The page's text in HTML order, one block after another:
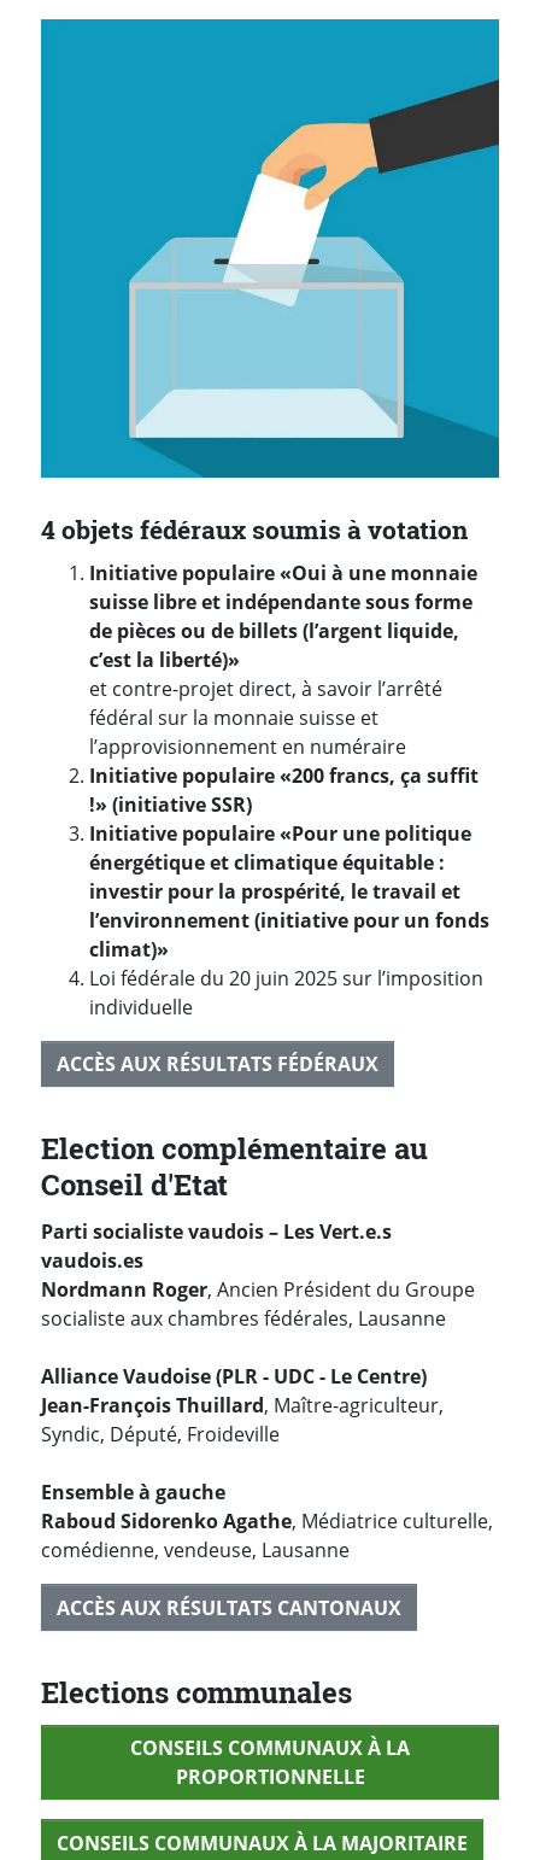
4 objets fédéraux soumis à votation
Initiative populaire «Oui à une monnaie
suisse libre et indépendante sous forme
de pièces ou de billets (l’argent liquide,
c’est la liberté)»
et contre-projet direct, à savoir l’arrêté
fédéral sur la monnaie suisse et
l’approvisionnement en numéraire
Initiative populaire «200 francs, ça suffit
!» (initiative SSR)
Initiative populaire «Pour une politique
énergétique et climatique équitable :
investir pour la prospérité, le travail et
l’environnement (initiative pour un fonds
climat)»
Loi fédérale du 20 juin 2025 sur l’imposition
individuelle
ACCÈS AUX RÉSULTATS FÉDÉRAUX
Election complémentaire au
Conseil d'Etat
Parti socialiste vaudois – Les Vert.e.s
vaudois.es
Nordmann Roger, Ancien Président du Groupe
socialiste aux chambres fédérales, Lausanne
Alliance Vaudoise (PLR - UDC - Le Centre)
Jean-François Thuillard, Maître-agriculteur,
Syndic, Député, Froideville
Ensemble à gauche
Raboud Sidorenko Agathe, Médiatrice culturelle,
comédienne, vendeuse, Lausanne
ACCÈS AUX RÉSULTATS CANTONAUX
Elections communales
CONSEILS COMMUNAUX À LA
PROPORTIONNELLE
CONSEILS COMMUNAUX À LA MAJORITAIRE